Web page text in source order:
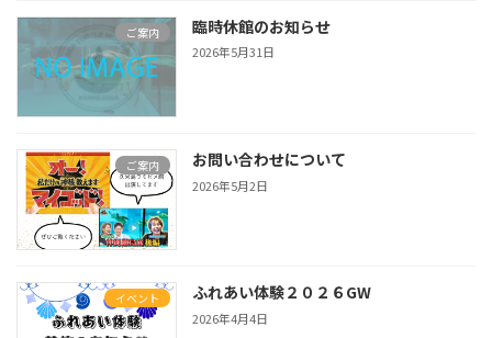
ご案内 臨時休館のお知らせ
2026年5月31日
ご案内 お問い合わせについて
2026年5月2日
イベント ふれあい体験２０２６GW
2026年4月4日